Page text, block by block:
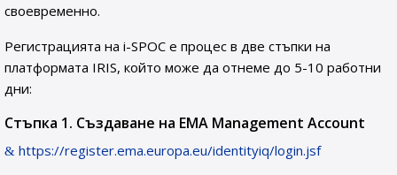
своевременно.
Регистрацията на i-SPOC е процес в две стъпки на
платформата IRIS, който може да отнеме до 5-10 работни
дни:
Стъпка 1. Създаване на EMA Management Account
https://register.ema.europa.eu/identityiq/login.jsf